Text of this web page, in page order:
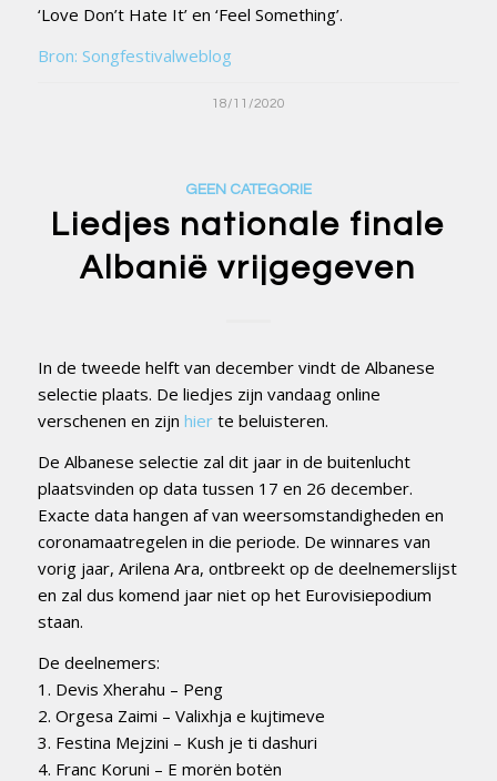
‘Love Don’t Hate It’ en ‘Feel Something’.
Bron: Songfestivalweblog
18/11/2020
GEEN CATEGORIE
Liedjes nationale finale
Albanië vrijgegeven
In de tweede helft van december vindt de Albanese
selectie plaats. De liedjes zijn vandaag online
verschenen en zijn hierte beluisteren.
De Albanese selectie zal dit jaar in de buitenlucht
plaatsvinden op data tussen 17 en 26 december.
Exacte data hangen af van weersomstandigheden en
coronamaatregelen in die periode. De winnares van
vorig jaar, Arilena Ara, ontbreekt op de deelnemerslijst
en zal dus komend jaar niet op het Eurovisiepodium
staan.
De deelnemers:
1. Devis Xherahu – Peng
2. Orgesa Zaimi – Valixhja e kujtimeve
3. Festina Mejzini – Kush je ti dashuri
4. Franc Koruni – E morën botën